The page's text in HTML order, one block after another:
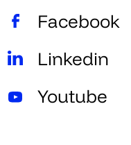
Facebook
Linkedin
Youtube